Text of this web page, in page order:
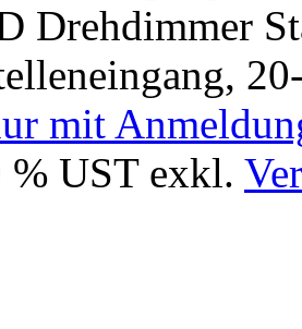
Drehdimmer
mit
% UST exkl.